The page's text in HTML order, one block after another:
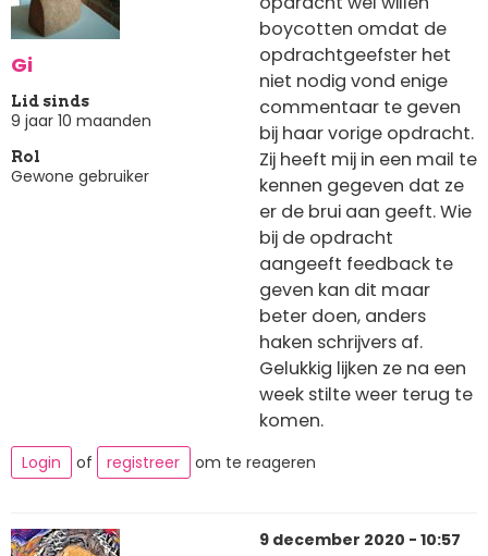
Gi
Lid sinds
9 jaar 10 maanden
Rol
Gewone gebruiker
boycotten omdat de
opdrachtgeefster het
niet nodig vond enige
commentaar te geven
bij haar vorige opdracht.
Zij heeft mij in een mail te
kennen gegeven dat ze
er de brui aan geeft. Wie
bij de opdracht
aangeeft feedback te
geven kan dit maar
beter doen, anders
haken schrijvers af.
Gelukkig lijken ze na een
week stilte weer terug te
komen.
Login of registreer om te reageren
9 december 2020 - 10:57